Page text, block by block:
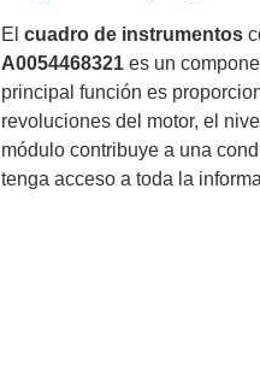
El cuadro de instrumentos
A0054468321 es un
principal función es
revoluciones del motor, el
módulo contribuye a una
tenga acceso a toda la